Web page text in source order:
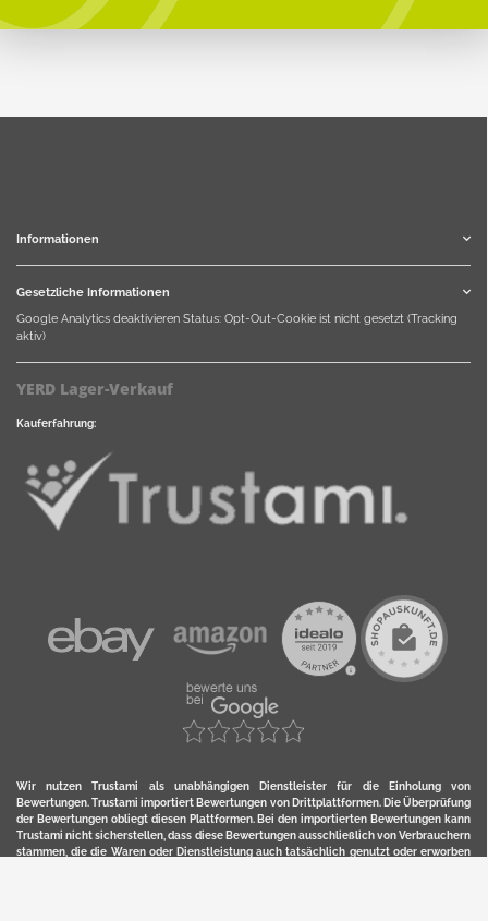
Informationen
Gesetzliche Informationen
Google Analytics deaktivieren Status: Opt-Out-Cookie ist nicht gesetzt (Tracking
aktiv)
YERD Lager-Verkauf
Kauferfahrung:
Wir nutzen Trustami als unabhängigen Dienstleister für die Einholung von
Bewertungen. Trustami importiert Bewertungen von Drittplattformen. Die Überprüfung
der Bewertungen obliegt diesen Plattformen. Bei den importierten Bewertungen kann
Trustami nicht sicherstellen, dass diese Bewertungen ausschließlich von Verbrauchern
stammen, die die Waren oder Dienstleistung auch tatsächlich genutzt oder erworben